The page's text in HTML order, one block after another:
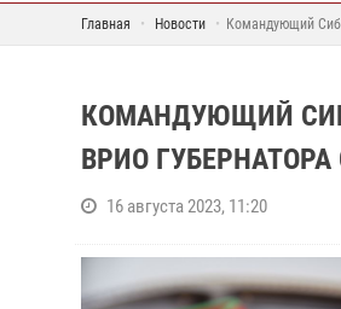
Главная Новости Командующий
КОМАНДУЮЩИЙ
ВРИО
16 августа 2023, 11:20